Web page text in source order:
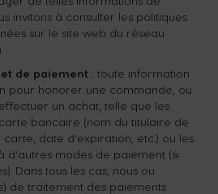
invitons à consulter les politiques
sur le site web du réseau
de paiement : toute information
pour honorer une commande, ou
un achat, telle que les
bancaire (nom du titulaire de
date d'expiration, etc.) ou les
d'autres modes de paiement (si
Dans tous les cas, nous ou
de traitement des paiements